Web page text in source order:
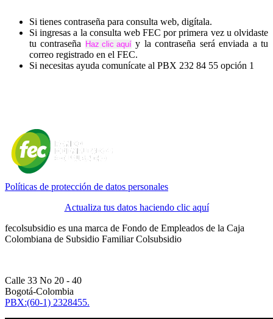
Si tienes contraseña para consulta web, digítala.
Si ingresas a la consulta web FEC por primera vez u olvidaste
tu contraseña
y la contraseña será enviada a tu
correo registrado en el FEC.
Si necesitas ayuda comunícate al PBX 232 84 55 opción 1
Políticas de protección de datos personales
Actualiza tus datos haciendo clic aquí
fecolsubsidio es una marca de Fondo de Empleados de la Caja
Colombiana de Subsidio Familiar Colsubsidio
Calle 33 No 20 - 40
Bogotá-Colombia
PBX:(60-1) 2328455.